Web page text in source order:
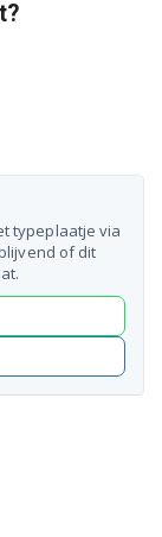
typeplaatje via
of dit